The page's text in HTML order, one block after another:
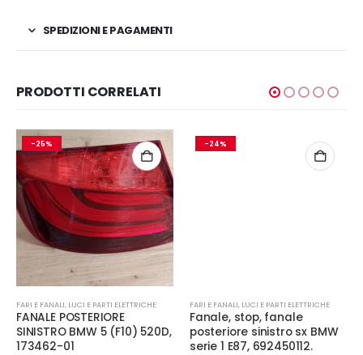
SPEDIZIONI E PAGAMENTI
PRODOTTI CORRELATI
-25%
FARI E FANALI, LUCI E PARTI ELETTRICHE
FANALE POSTERIORE
SINISTRO BMW 5 (F10) 520D,
173462-01
-24%
FARI E FANALI, LUCI E PARTI ELETTRICHE
Fanale, stop, fanale
posteriore sinistro sx BMW
serie 1 E87, 692450112.